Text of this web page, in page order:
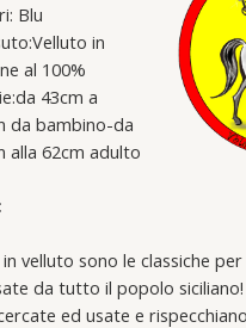
Blu
in
al 100%
43cm a
da bambino-da
alla 62cm adulto
velluto sono le classiche per
da tutto il popolo
ed usate e